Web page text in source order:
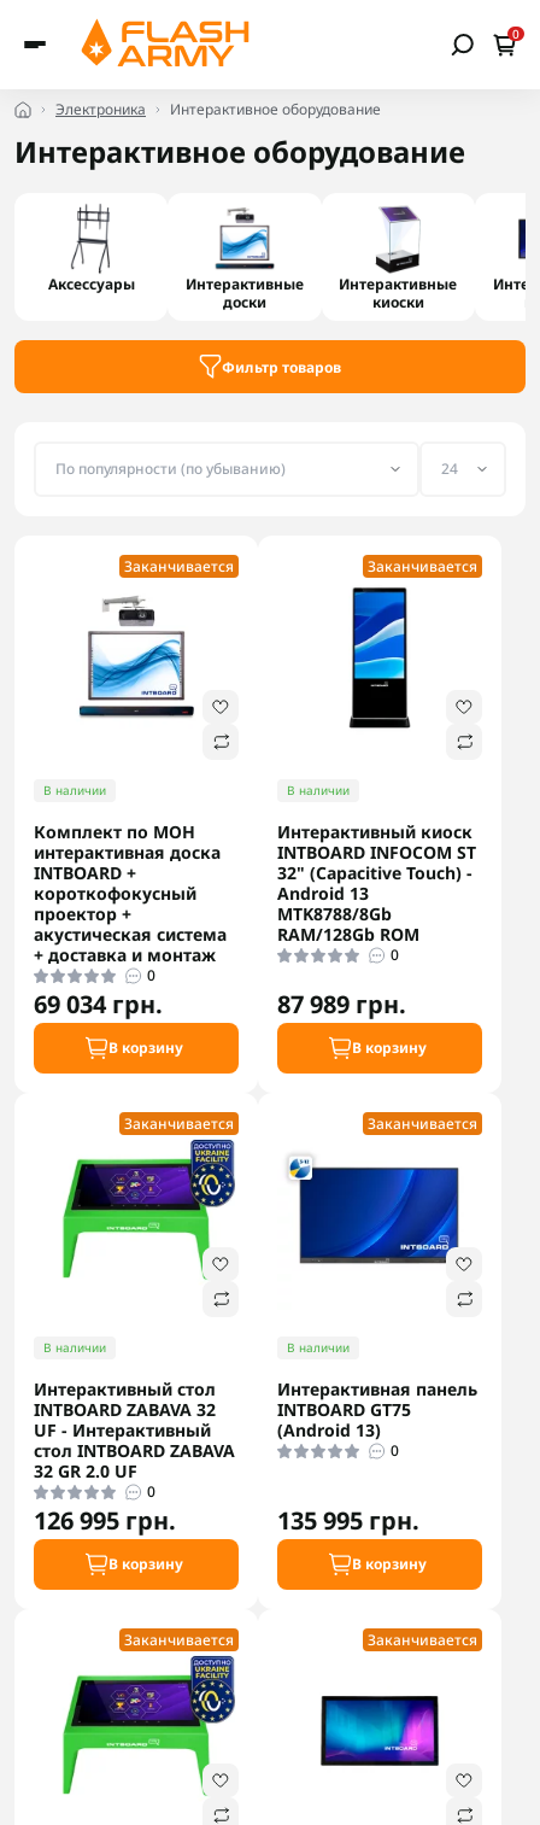
0
Электроника Интерактивное оборудование
Интерактивное оборудование
Аксессуары
Интерактивные
доски
Интерактивные
киоски
Фильтр товаров
Заканчивается
В наличии
Комплект по МОН
интерактивная доска
INTBOARD +
короткофокусный
проектор +
акустическая система
+ доставка и монтаж
0
69 034 грн.
В корзину
Заканчивается
В наличии
Интерактивный киоск
INTBOARD INFOCOM ST
32" (Capacitive Touch) -
Android 13
MTK8788/8Gb
RAM/128Gb ROM
0
87 989 грн.
В корзину
Заканчивается
В наличии
Интерактивный стол
INTBOARD ZABAVA 32
UF - Интерактивный
стол INTBOARD ZABAVA
32 GR 2.0 UF
0
126 995 грн.
В корзину
Заканчивается
В наличии
Интерактивная панель
INTBOARD GT75
(Android 13)
0
135 995 грн.
В корзину
Заканчивается Заканчивается